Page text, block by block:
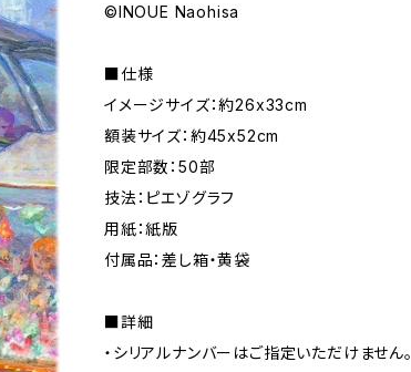
©INOUE Naohisa
■仕様
イメージサイズ：約26x33cm
額装サイズ：約45x52cm
限定部数：50部
技法：ピエゾグラフ
用紙：紙版
付属品：差し箱・黄袋
■詳細
・シリアルナンバーはご指定いただけません。